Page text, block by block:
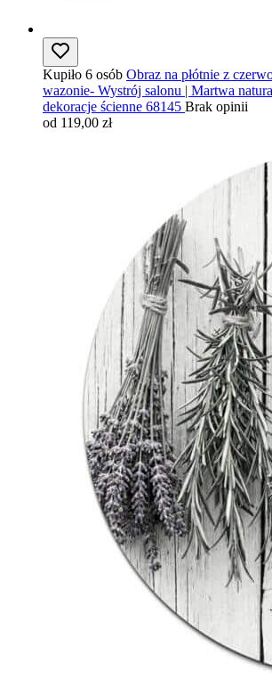
Kupiło 6 osób Obraz na płótnie z
wazonie- Wystrój salonu | Martwa
dekoracje ścienne 68145 Brak opinii
od 119,00 zł